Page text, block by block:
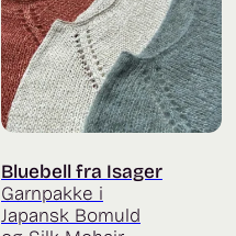
Bluebell fra Isager
Garnpakke i
Japansk Bomuld